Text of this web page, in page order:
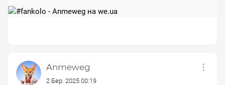
Anmeweg
2 Бер. 2025 00:19